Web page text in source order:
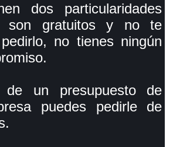
dos particularidades
son gratuitos y no te
no tienes ningún
de un presupuesto de
puedes pedirle de